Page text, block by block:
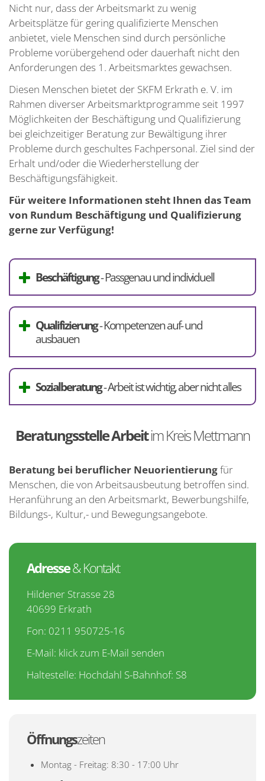
Nicht nur, dass der Arbeitsmarkt zu wenig
Arbeitsplätze für gering qualifizierte Menschen
anbietet, viele Menschen sind durch persönliche
Probleme vorübergehend oder dauerhaft nicht den
Anforderungen des 1. Arbeitsmarktes gewachsen.
Diesen Menschen bietet der SKFM Erkrath e. V. im
Rahmen diverser Arbeitsmarktprogramme seit 1997
Möglichkeiten der Beschäftigung und Qualifizierung
bei gleichzeitiger Beratung zur Bewältigung ihrer
Probleme durch geschultes Fachpersonal. Ziel sind der
Erhalt und/oder die Wiederherstellung der
Beschäftigungsfähigkeit.
Für weitere Informationen steht Ihnen das Team
von Rundum Beschäftigung und Qualifizierung
gerne zur Verfügung!
Beschäftigung- Passgenau und individuell
Qualifizierung- Kompetenzen auf- und
ausbauen
Sozialberatung- Arbeit ist wichtig, aber nicht alles
Beratungsstelle Arbeitim Kreis Mettmann
Beratung bei beruflicher Neuorientierungfür
Menschen, die von Arbeitsausbeutung betroffen sind.
Heranführung an den Arbeitsmarkt, Bewerbungshilfe,
Bildungs-, Kultur,- und Bewegungsangebote.
Adresse& Kontakt
Hildener Strasse 28
40699 Erkrath
Fon: 0211 950725-16
E-Mail: klick zum E-Mail senden
Haltestelle: Hochdahl S-Bahnhof: S8
Öffnungszeiten
Montag - Freitag: 8:30 - 17:00 Uhr